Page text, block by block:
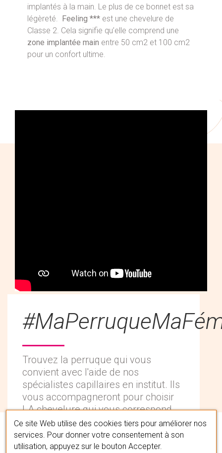
implantés à la main. Le plus de ce bonnet est sa
légèreté. Feeling *** est une chevelure de
Classe 2. Cela signifie qu’elle comprend une
zone implantée main entre 50 cm2 et 100 cm2
pour un confort ultime.
Trouvez la perruque qui vous
convient avec l'aide de nos
spécialistes capillaires en institut. Ils
vous accompagneront pour choisir
LA chevelure qui vous correspond
en la personnalisant à votre image.
Ce site Web utilise des cookies tiers pour améliorer nos
services. Pour donner votre consentement à son
utilisation, appuyez sur le bouton Accepter.